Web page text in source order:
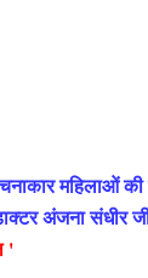
महिलाओं
अंजना संधीर
'